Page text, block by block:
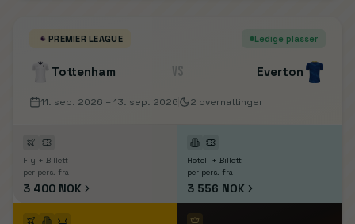
PREMIER LEAGUE Ledige plasser
Tottenham VS Everton
11. sep. 2026 – 13. sep. 2026 2 overnattinger
Fly + Billett
per pers. fra
3 400 NOK
Hotell + Billett
per pers. fra
3 556 NOK